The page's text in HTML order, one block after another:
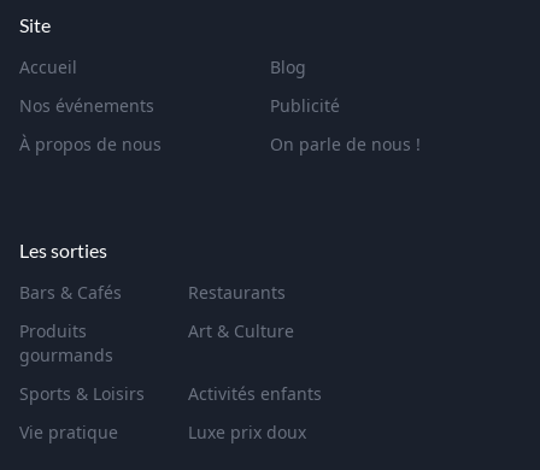
Site
Accueil
Blog
Nos événements
Publicité
À propos de nous
On parle de nous !
Les sorties
Bars & Cafés
Restaurants
Produits
gourmands
Art & Culture
Sports & Loisirs
Activités enfants
Vie pratique
Luxe prix doux